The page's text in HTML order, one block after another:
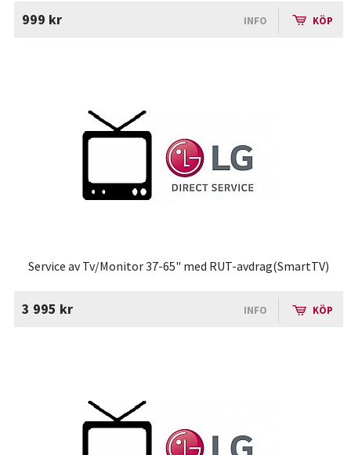
999 kr INFO KÖP
Service av Tv/Monitor 37-65" med RUT-avdrag(SmartTV)
3 995 kr INFO KÖP